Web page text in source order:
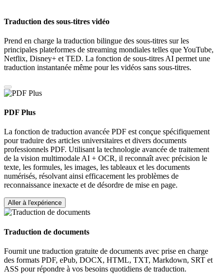
Traduction des sous-titres vidéo
Prend en charge la traduction bilingue des sous-titres sur les
principales plateformes de streaming mondiales telles que YouTube,
Netflix, Disney+ et TED. La fonction de sous-titres AI permet une
traduction instantanée même pour les vidéos sans sous-titres.
PDF Plus
La fonction de traduction avancée PDF est conçue spécifiquement
pour traduire des articles universitaires et divers documents
professionnels PDF. Utilisant la technologie avancée de traitement
de la vision multimodale AI + OCR, il reconnaît avec précision le
texte, les formules, les images, les tableaux et les documents
numérisés, résolvant ainsi efficacement les problèmes de
reconnaissance inexacte et de désordre de mise en page.
Aller à l'expérience
Traduction de documents
Fournit une traduction gratuite de documents avec prise en charge
des formats PDF, ePub, DOCX, HTML, TXT, Markdown, SRT et
ASS pour répondre à vos besoins quotidiens de traduction.